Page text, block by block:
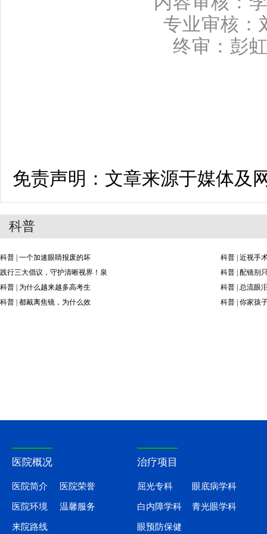
专业审核：
终审：彭
免责声明：文章来源于媒体及
科普
科普 | 一个加速眼睛报废的坏
科普 | 近视手
践行三大倡议，守护清晰视界！泉
科普 | 配镜别
科普 | 为什么越来越多高考生
科普 | 总流眼
科普 | 都戴离焦镜，为什么效
科普 | 你家孩
医院概况
医院简介 医院荣誉
医院环境 温馨服务
来院路线
治疗项目
屈光专科 眼底病学科
白内障学科 青光眼学科
眼预防保健